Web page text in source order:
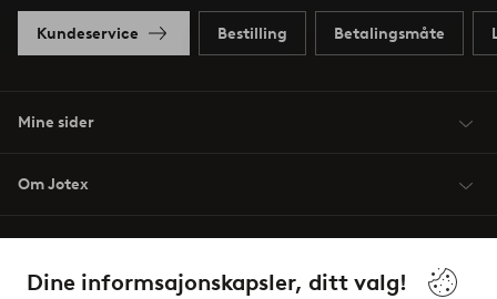
Dine informsajonskapsler, ditt valg!
Kundeservice Bestilling Betalingsmåte
Mine sider
Om Jotex